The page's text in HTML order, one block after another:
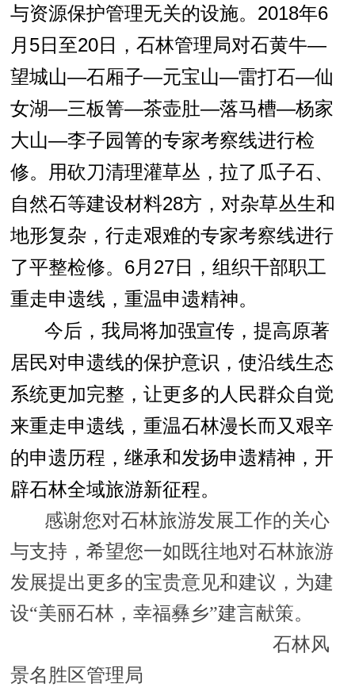
与资源保护管理无关的设施。 2018年6
月 5日 至20日，石林管理局对石黄牛—
望城山—石厢子—元宝山—雷打石—仙
女湖—三板箐—茶壶肚—落马槽—杨家
大山—李子园箐的专家考察线进行检
修。用砍刀清理灌草丛，拉了瓜子石、
自然石等建设材料28方，对杂草丛生和
地形复杂，行走艰难的专家考察线进行
了平整检修。 6月 27日 ，组织干部职工
重走申遗线，重温申遗精神。
今后，我局将加强宣传，提高原著
居民对申遗线的保护意识，使沿线生态
系统更加完整，让更多的人民群众自觉
来重走申遗线，重温石林漫长而又艰辛
的申遗历程，继承和发扬申遗精神，开
辟石林全域旅游新征程。
感谢您对石林旅游发展工作的关心
与支持，希望您一如既往地对石林旅游
发展提出更多的宝贵意见和建议，为建
设“美丽石林，幸福彝乡”建言献策。
石林风
景名胜区管理局